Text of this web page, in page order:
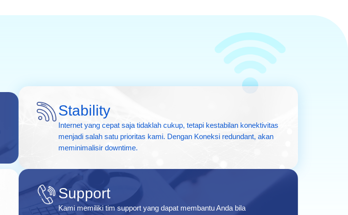
Stability
Internet yang cepat saja tidaklah cukup, tetapi kestabilan konektivitas
menjadi salah satu prioritas kami. Dengan Koneksi redundant, akan
meminimalisir downtime.
Support
Kami memiliki tim support yang dapat membantu Anda bila